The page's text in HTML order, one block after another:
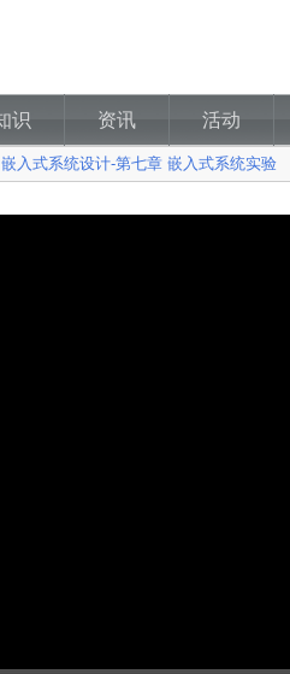
识 资讯 活动
嵌入式系统设计-第七章 嵌入式系统实验